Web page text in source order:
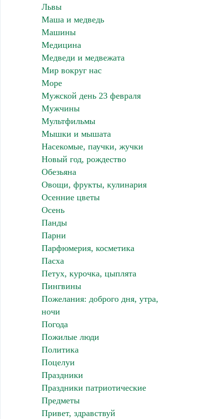
Львы
Маша и медведь
Машины
Медицина
Медведи и медвежата
Мир вокруг нас
Море
Мужской день 23 февраля
Мужчины
Мультфильмы
Мышки и мышата
Насекомые, паучки, жучки
Новый год, рождество
Обезьяна
Овощи, фрукты, кулинария
Осенние цветы
Осень
Панды
Парни
Парфюмерия, косметика
Пасха
Петух, курочка, цыплята
Пингвины
Пожелания: доброго дня, утра,
ночи
Погода
Пожилые люди
Политика
Поцелуи
Праздники
Праздники патриотические
Предметы
Привет, здравствуй